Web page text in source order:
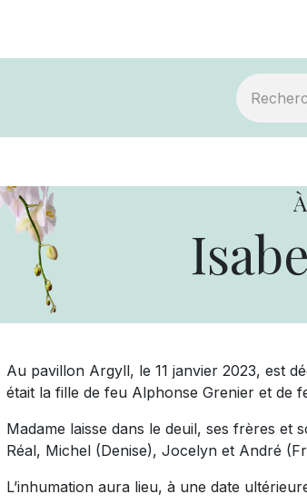
Au pavillon Argyll, le 11 janvier 2023, est
était la fille de feu Alphonse Grenier et de
Madame laisse dans le deuil, ses frères
Réal, Michel (Denise), Jocelyn et André
L’inhumation aura lieu, à une date